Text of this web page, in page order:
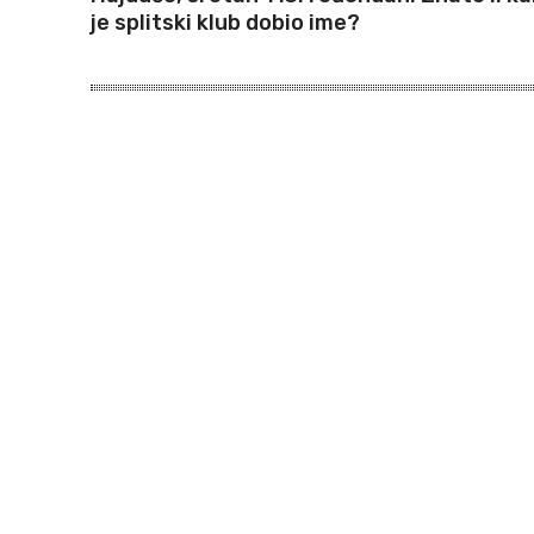
je splitski klub dobio ime?